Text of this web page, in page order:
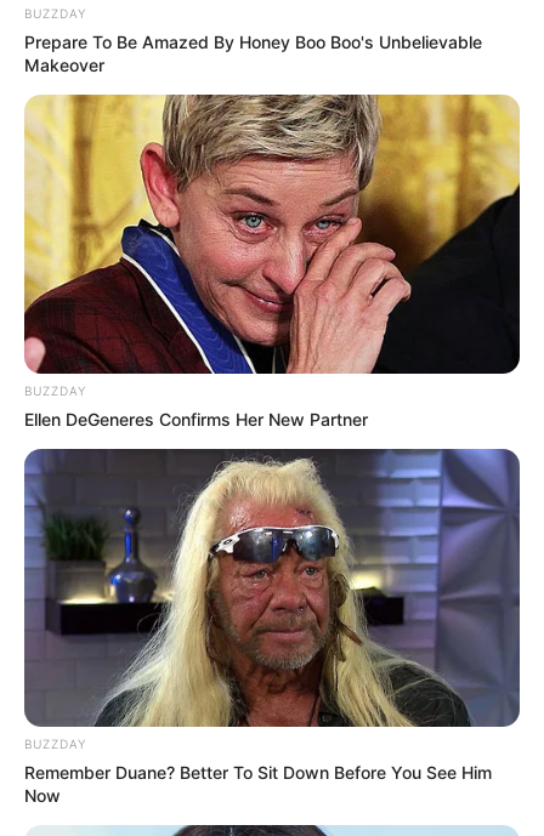
BUZZDAY
Prepare To Be Amazed By Honey Boo Boo's Unbelievable
Makeover
BUZZDAY
Ellen DeGeneres Confirms Her New Partner
BUZZDAY
Remember Duane? Better To Sit Down Before You See Him
Now